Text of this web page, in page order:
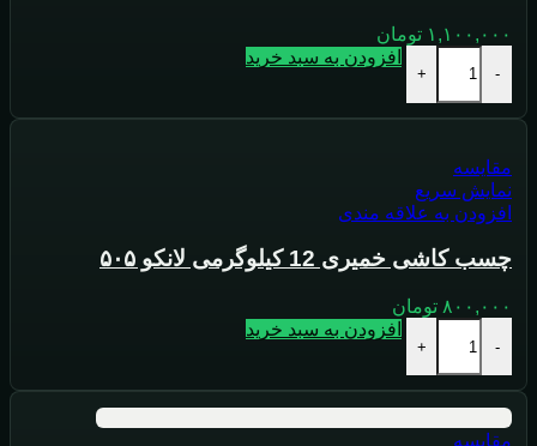
۱,۱۰۰,۰۰۰ تومان
-
+
افزودن به سبد خرید
مقايسه
نمایش سریع
افزودن به علاقه مندی
چسب کاشی خمیری 12 کیلوگرمی لانکو ۵۰۵
۸۰۰,۰۰۰ تومان
-
+
افزودن به سبد خرید
مقايسه